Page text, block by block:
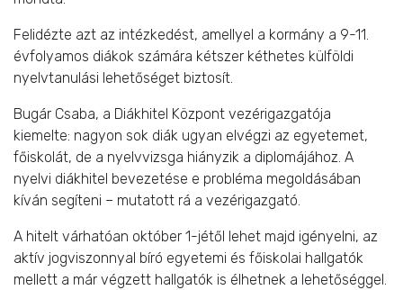
Felidézte azt az intézkedést, amellyel a kormány a 9-11.
évfolyamos diákok számára kétszer kéthetes külföldi
nyelvtanulási lehetőséget biztosít.
Bugár Csaba, a Diákhitel Központ vezérigazgatója
kiemelte: nagyon sok diák ugyan elvégzi az egyetemet,
főiskolát, de a nyelvvizsga hiányzik a diplomájához. A
nyelvi diákhitel bevezetése e probléma megoldásában
kíván segíteni – mutatott rá a vezérigazgató.
A hitelt várhatóan október 1-jétől lehet majd igényelni, az
aktív jogviszonnyal bíró egyetemi és főiskolai hallgatók
mellett a már végzett hallgatók is élhetnek a lehetőséggel.